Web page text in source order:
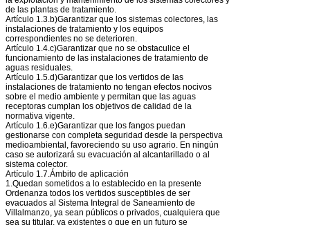
de las plantas de tratamiento.
Artículo 1.3.b)Garantizar que los sistemas colectores, las
instalaciones de tratamiento y los equipos
correspondientes no se deterioren.
Artículo 1.4.c)Garantizar que no se obstaculice el
funcionamiento de las instalaciones de tratamiento de
aguas residuales.
Artículo 1.5.d)Garantizar que los vertidos de las
instalaciones de tratamiento no tengan efectos nocivos
sobre el medio ambiente y permitan que las aguas
receptoras cumplan los objetivos de calidad de la
normativa vigente.
Artículo 1.6.e)Garantizar que los fangos puedan
gestionarse con completa seguridad desde la perspectiva
medioambiental, favoreciendo su uso agrario. En ningún
caso se autorizará su evacuación al alcantarillado o al
sistema colector.
Artículo 1.7.Ámbito de aplicación
1.Quedan sometidos a lo establecido en la presente
Ordenanza todos los vertidos susceptibles de ser
evacuados al Sistema Integral de Saneamiento de
Villalmanzo, ya sean públicos o privados, cualquiera que
sea su titular, ya existentes o que en un futuro se